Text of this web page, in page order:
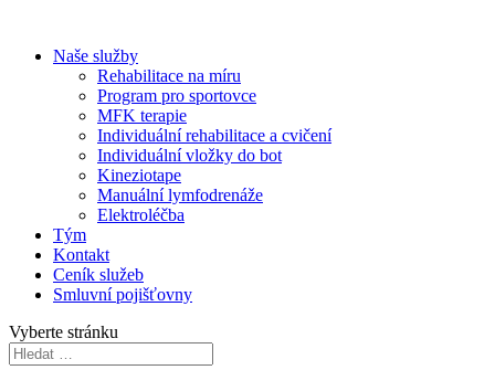
Naše služby
Rehabilitace na míru
Program pro sportovce
MFK terapie
Individuální rehabilitace a cvičení
Individuální vložky do bot
Kineziotape
Manuální lymfodrenáže
Elektroléčba
Tým
Kontakt
Ceník služeb
Smluvní pojišťovny
Vyberte stránku